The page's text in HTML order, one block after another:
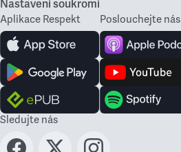
Nastavení soukromí
Aplikace Respekt Poslouchejte nás
Sledujte nás